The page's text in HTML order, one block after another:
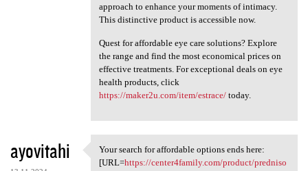
approach to enhance your moments of intimacy.
This distinctive product is accessible now.
Quest for affordable eye care solutions? Explore
the range and find the most economical prices on
effective treatments. For exceptional deals on eye
health products, click
https://maker2u.com/item/estrace/today.
ayovitahi Your search for affordable
Your search for affordable options ends here:
[URL=https://center4family.com/product/predniso